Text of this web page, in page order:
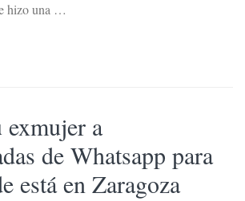
hizo una …
exmujer a
de Whatsapp para
está en Zaragoza